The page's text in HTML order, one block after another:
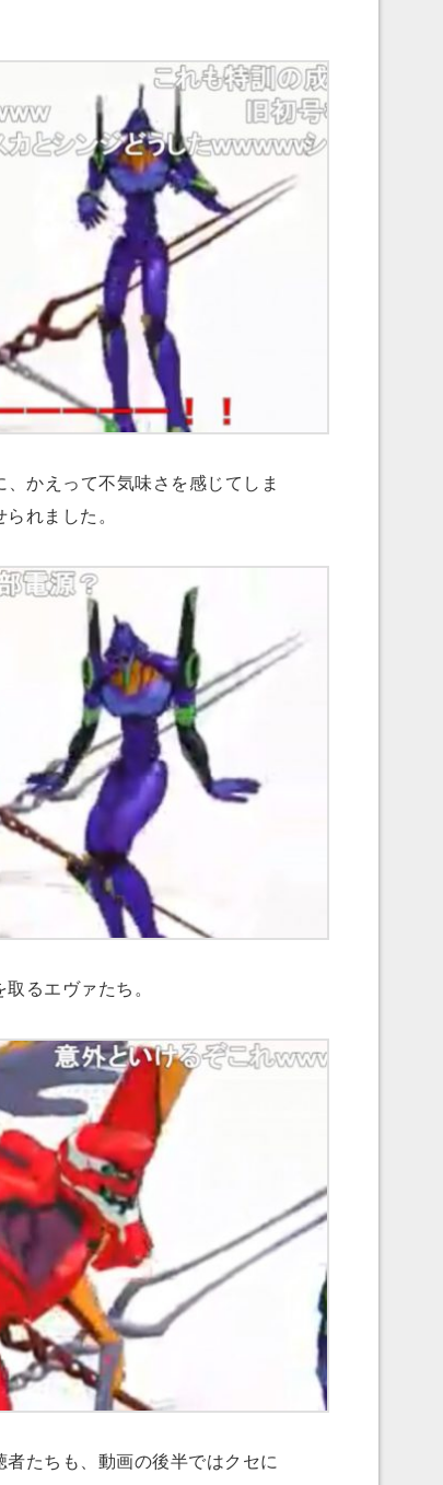
かえって不気味さを感じてしま
れました。
るエヴァたち。
たちも、動画の後半ではクセに